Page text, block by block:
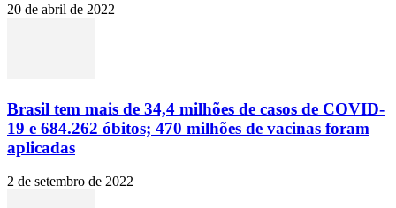
20 de abril de 2022
Brasil tem mais de 34,4 milhões de casos de COVID-
19 e 684.262 óbitos; 470 milhões de vacinas foram
aplicadas
2 de setembro de 2022